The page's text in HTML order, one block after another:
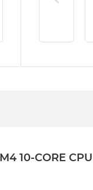
10-CORE